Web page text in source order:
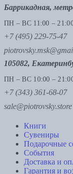
Баррикадная,
ПН – ВС 11:00 –
+7 (495) 229-75-47
105082,
ПН – ВС 10:00 –
+7 (343) 361-68-07
sale@piotrovsky.store
Книги
Сувениры
Подарочные
События
Доставка и
Гарантия и